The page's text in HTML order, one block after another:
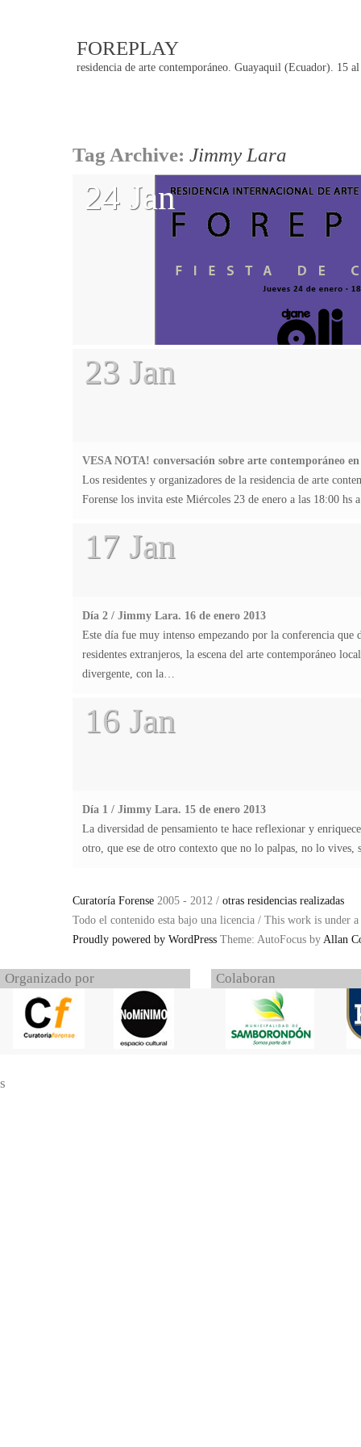
FOREPLAY
residencia de arte contemporáneo. Guayaquil (Ecuador). 15
Post
navigation
Tag Archive: Jimmy Lara
24 Jan
23 Jan
VESA NOTA! conversación sobre arte contemporáneo
Los residentes y organizadores de la residencia de arte
Forense los invita este Miércoles 23 de enero a las 18:00
17 Jan
Día 2 / Jimmy Lara. 16 de enero 2013
Este día fue muy intenso empezando por la conferencia que
residentes extranjeros, la escena del arte contemporáneo
divergente, con la…
16 Jan
Día 1 / Jimmy Lara. 15 de enero 2013
La diversidad de pensamiento te hace reflexionar y
otro, que ese de otro contexto que no lo palpas, no lo
Curatoría Forense 2005 - 2012 / otras residencias realizadas
Todo el contenido esta bajo una licencia / This work is under a
Proudly powered by WordPress Theme: AutoFocus by Allan
Organizado por Colaboran
s